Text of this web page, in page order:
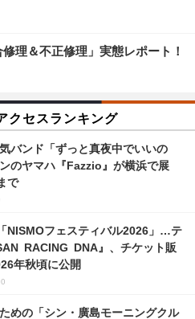
理＆不正修理」実態レポート！
クセスランキング
気バンド「ずっと真夜中でいいの
のヤマハ『Fazzio』が横浜で展
で
NISMOフェスティバル2026」…テ
RACING DNA』、チケット販
年秋頃に公開
めの「シン・廣島モーニングクル